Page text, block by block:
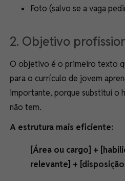
Foto (salvo se a vaga
2. Objetivo
O objetivo é o primeiro texto
para o currículo de jovem
importante, porque substitui o
não tem.
A estrutura mais eficiente:
[Área ou cargo] +
relevante] +